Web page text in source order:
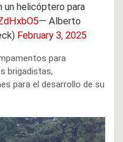
un helicóptero para
— Alberto
February 3, 2025
para
brigadistas,
para el desarrollo de su